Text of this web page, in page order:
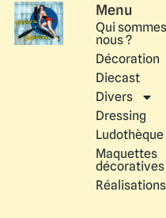
Menu
Qui sommes
nous ?
Décoration
Diecast
Divers
Dressing
Ludothèque
Maquettes
décoratives
Réalisations